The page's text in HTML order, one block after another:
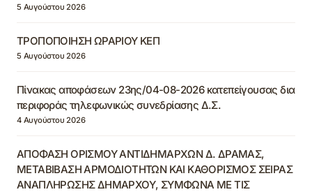
5 Αυγούστου 2026
ΤΡΟΠΟΠΟΙΗΣΗ ΩΡΑΡΙΟΥ ΚΕΠ
5 Αυγούστου 2026
Πίνακας αποφάσεων 23ης/04-08-2026 κατεπείγουσας δια
περιφοράς τηλεφωνικώς συνεδρίασης Δ.Σ.
4 Αυγούστου 2026
ΑΠΟΦΑΣΗ ΟΡΙΣΜΟΥ ΑΝΤΙΔΗΜΑΡΧΩΝ Δ. ΔΡΑΜΑΣ,
ΜΕΤΑΒΙΒΑΣΗ ΑΡΜΟΔΙΟΤΗΤΩΝ ΚΑΙ ΚΑΘΟΡΙΣΜΟΣ ΣΕΙΡΑΣ
ΑΝΑΠΛΗΡΩΣΗΣ ΔΗΜΑΡΧΟΥ, ΣΥΜΦΩΝΑ ΜΕ ΤΙΣ